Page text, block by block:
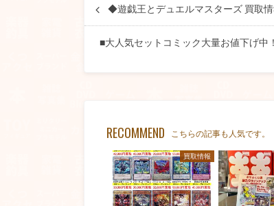
◆遊戯王とデュエルマスターズ 買取
■大人気セットコミック大量お値下げ中
RECOMMEND こちらの記事も人気です。
買取情報